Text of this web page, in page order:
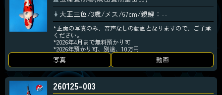
大正三色/3歳/メス/67cm/親鯉：--
*正面の写真のみ、音声なしの動画となりますので、ご了承
ください。
*2026年4月まで無料預かり可
*2026年預かり可、別途、10万円
写真 動画
260125-003